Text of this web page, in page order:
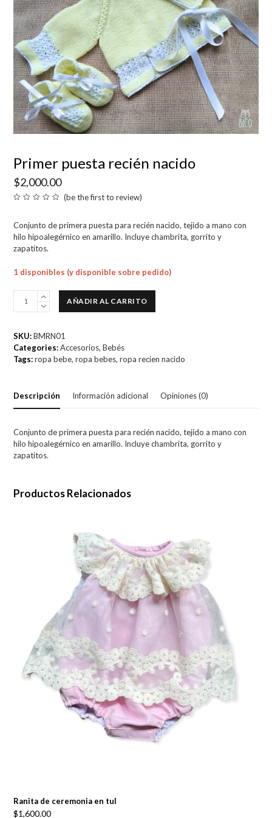
Primer puesta recién nacido
$2,000.00
de
5
(be the first to review)
Conjunto de primera puesta para recién nacido, tejido a mano con
hilo hipoalegérnico en amarillo. Incluye chambrita, gorrito y
zapatitos.
1 disponibles (y disponible sobre pedido)
cantidad
AÑADIR AL CARRITO
SKU: BMRN01
Categories: Accesorios,Bebés
Tags: ropa bebe,ropa bebes,ropa recien nacido
Descripción Información adicional Opiniones (0)
Conjunto de primera puesta para recién nacido, tejido a mano con
hilo hipoalegérnico en amarillo. Incluye chambrita, gorrito y
zapatitos.
Productos Relacionados
Ranita de ceremonia en tul
$1,600.00